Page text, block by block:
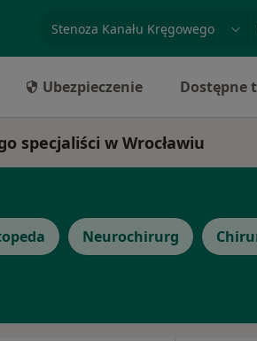
Ubezpieczenie Dostępne
specjaliści w Wrocławiu
Neurochirurg